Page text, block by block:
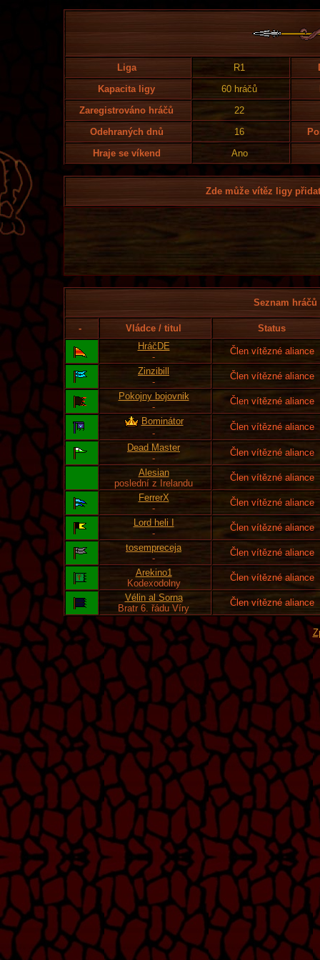
Liga R1
Kapacita ligy
60 hráčů
Zaregistrováno hráčů
22
Odehraných dnů
16
Hraje se víkend
Ano
Zde může vítěz ligy
Seznam
- Vládce / titul
Status
HráčDE
-
Člen vítězné aliance
Zinzibill
-
Člen vítězné aliance
Pokojny bojovnik
-
Člen vítězné aliance
Bominátor
-
Člen vítězné aliance
Dead Master
-
Člen vítězné aliance
Alesian
poslední z Irelandu
Člen vítězné aliance
FerrerX
-
Člen vítězné aliance
Lord heli I
-
Člen vítězné aliance
tosempreceja
-
Člen vítězné aliance
Arekino1
Kodexodolny
Člen vítězné aliance
Vélin al Sorna
Bratr 6. řádu Víry
Člen vítězné aliance